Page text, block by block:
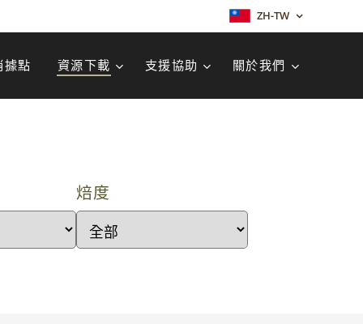
ZH-TW
據點 資源下載 支援協助 關於我們
焙度